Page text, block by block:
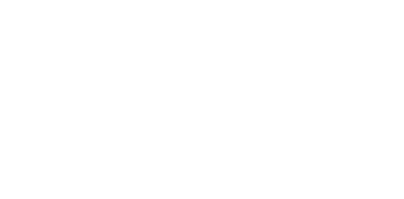
agil führen
Projektkommunikation,